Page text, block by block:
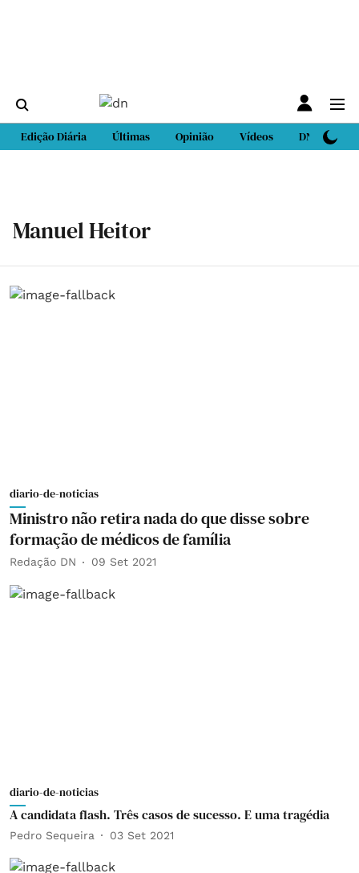
Edição Diária Últimas Opinião Vídeos DN Sport
Manuel Heitor
diario-de-noticias
Ministro não retira nada do que disse sobre
formação de médicos de família
Redação DN 09 Set 2021
diario-de-noticias
A candidata flash. Três casos de sucesso. E uma tragédia
Pedro Sequeira 03 Set 2021